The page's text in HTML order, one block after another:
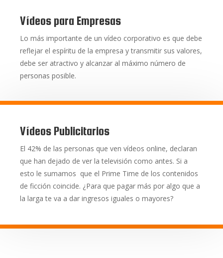
Vídeos para Empresas
Lo más importante de un vídeo corporativo es que debe
reflejar el espíritu de la empresa y transmitir sus valores,
debe ser atractivo y alcanzar al máximo número de
personas posible.
Vídeos Publicitarios
El 42% de las personas que ven vídeos online, declaran
que han dejado de ver la televisión como antes. Si a
esto le sumamos que el Prime Time de los contenidos
de ficción coincide. ¿Para que pagar más por algo que a
la larga te va a dar ingresos iguales o mayores?